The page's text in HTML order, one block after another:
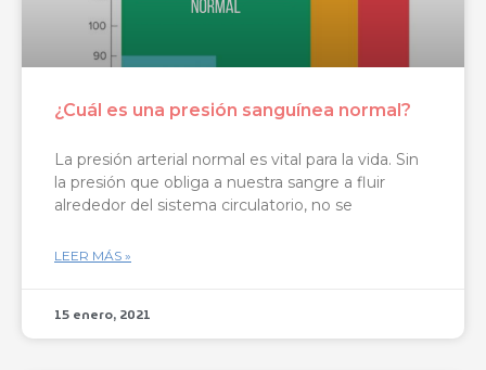
¿Cuál es una presión sanguínea normal?
La presión arterial normal es vital para la vida. Sin
la presión que obliga a nuestra sangre a fluir
alrededor del sistema circulatorio, no se
LEER MÁS »
15 enero, 2021